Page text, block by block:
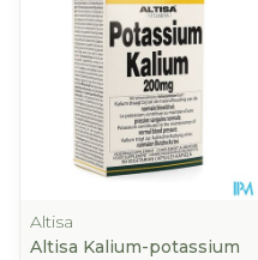
Altisa
Altisa Kalium-potassium